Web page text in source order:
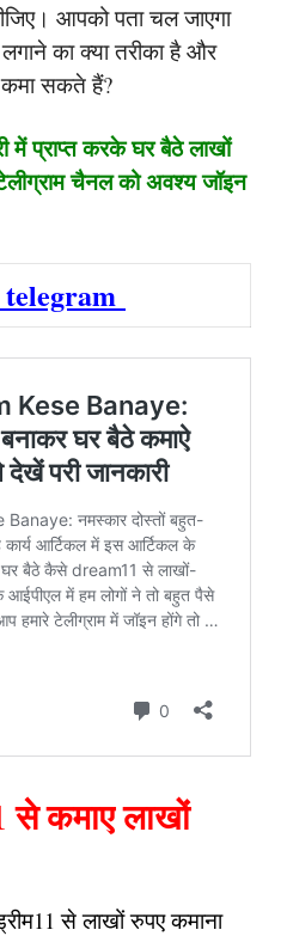
आपको पता चल जाएगा
का क्या तरीका है और
सकते हैं?
में प्राप्त करके घर बैठे लाखों
चैनल को अवश्य जॉइन
कमाए लाखों
से लाखों रुपए कमाना